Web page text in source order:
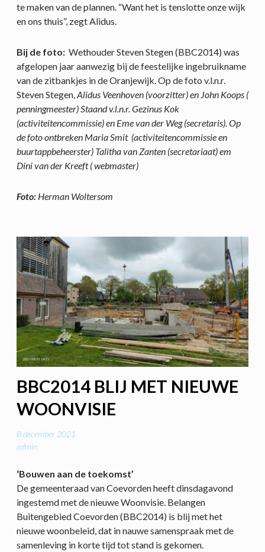
te maken van de plannen. “Want het is tenslotte onze wijk
en ons thuis”, zegt Alidus.
Bij de foto: Wethouder Steven Stegen (BBC2014) was
afgelopen jaar aanwezig bij de feestelijke ingebruikname
van de zitbankjes in de Oranjewijk. Op de foto v.l.n.r.
Steven Stegen, Alidus Veenhoven (voorzitter) en John Koops (
penningmeester) Staand v.l.n.r. Gezinus Kok
(activiteitencommissie) en Eme van der Weg (secretaris). Op
de foto ontbreken Maria Smit (activiteitencommissie en
buurtappbeheerster) Talitha van Zanten (secretariaat) em
Dini van der Kreeft ( webmaster)
Foto: Herman Woltersom
BBC2014 BLIJ MET NIEUWE
WOONVISIE
8 december 2021
admin
‘Bouwen aan de toekomst’
De gemeenteraad van Coevorden heeft dinsdagavond
ingestemd met de nieuwe Woonvisie. Belangen
Buitengebied Coevorden (BBC2014) is blij met het
nieuwe woonbeleid, dat in nauwe samenspraak met de
samenleving in korte tijd tot stand is gekomen.